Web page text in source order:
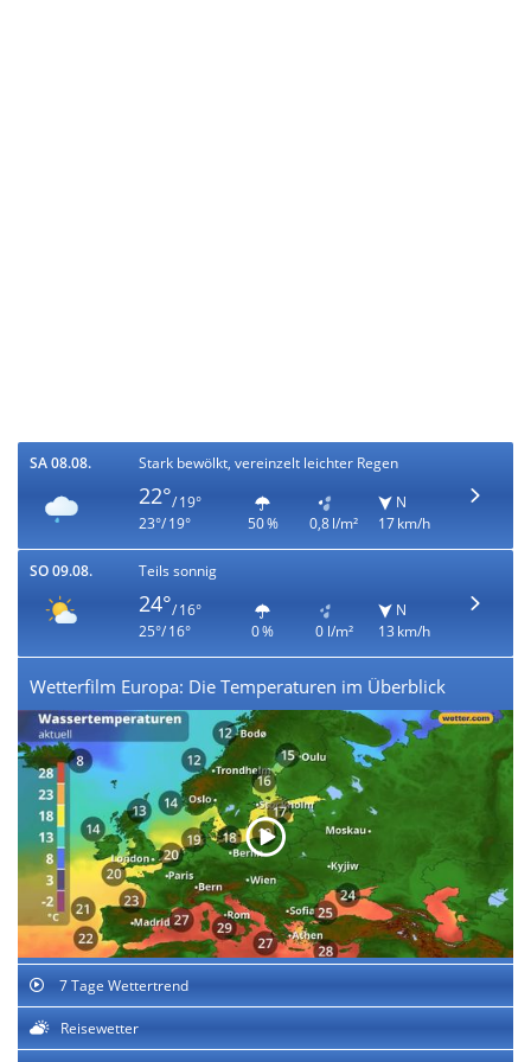
SA 08.08. Stark bewölkt, vereinzelt leichter Regen
22°/ 19°
23°/ 19°
50 % 0,8 l/m²
N
17 km/h
SO 09.08. Teils sonnig
24°/ 16°
25°/ 16°
0 % 0 l/m²
N
13 km/h
Wetterfilm Europa: Die Temperaturen im Überblick
7 Tage Wettertrend
Reisewetter